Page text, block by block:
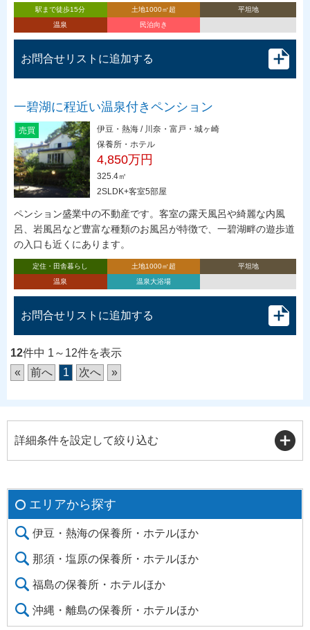
駅まで徒歩15分 土地1000㎡超
平坦地
温泉
民泊向き
お問合せリストに追加する
一碧湖に程近い温泉付きペンション
売買
伊豆・熱海 / 川奈・富戸・城ヶ崎
保養所・ホテル
4,850万円
325.4㎡
2SLDK+客室5部屋
ペンション盛業中の不動産です。客室の露天風呂や綺麗な内風
呂、岩風呂など豊富な種類のお風呂が特徴で、一碧湖畔の遊歩道
の入口も近くにあります。
定住・田舎暮らし 土地1000㎡超
平坦地
温泉
温泉大浴場
お問合せリストに追加する
12件中 1～12件を表示
«
前へ 1 次へ »
詳細条件を設定して絞り込む
エリアから探す
伊豆・熱海の保養所・ホテルほか
那須・塩原の保養所・ホテルほか
福島の保養所・ホテルほか
沖縄・離島の保養所・ホテルほか